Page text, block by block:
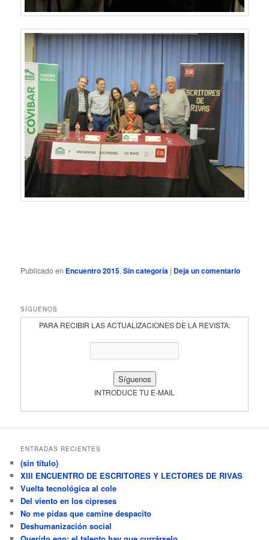
Publicado en Encuentro 2015,Sin categoría | Deja un comentario
SÍGUENOS
PARA RECIBIR LAS ACTUALIZACIONES DE LA REVISTA:
INTRODUCE TU E-MAIL
ENTRADAS RECIENTES
(sin título)
XIII ENCUENTRO DE ESCRITORES Y LECTORES DE RIVAS
Vuelta tecnológica al cole
Del viento en los cipreses
No me pidas que camine despacito
Deshumanización social